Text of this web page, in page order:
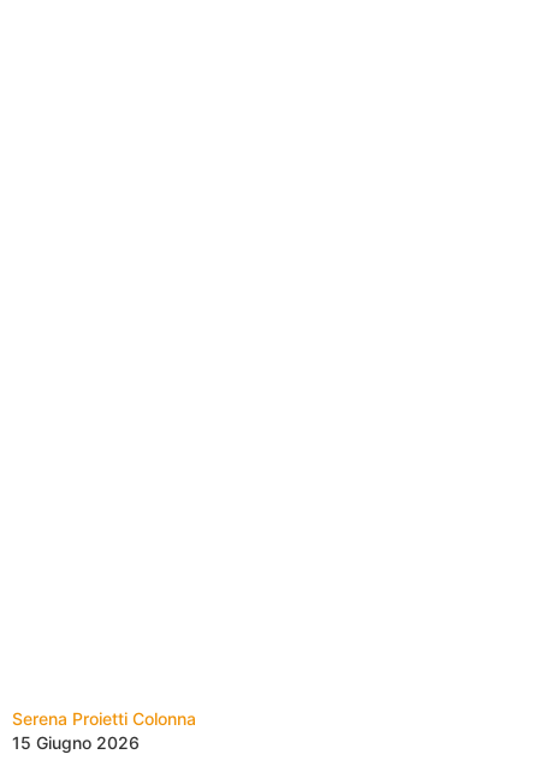
Serena Proietti Colonna
15 Giugno 2026